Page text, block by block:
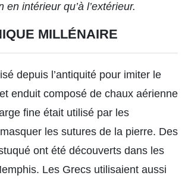
en intérieur qu’à l’extérieur.
MILLÉNAIRE
depuis l’antiquité pour imiter le
enduit composé de chaux aérienne
fine était utilisé par les
les sutures de la pierre. Des
ont été découverts dans les
Les Grecs utilisaient aussi